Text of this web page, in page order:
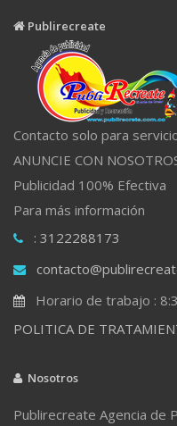
Publirecreate
Contacto solo para
ANUNCIE CON
Publicidad 100% Efectiva
Para más información
: 3122288173
Horario de trabajo :
POLITICA DE
Nosotros
Publirecreate Agencia de